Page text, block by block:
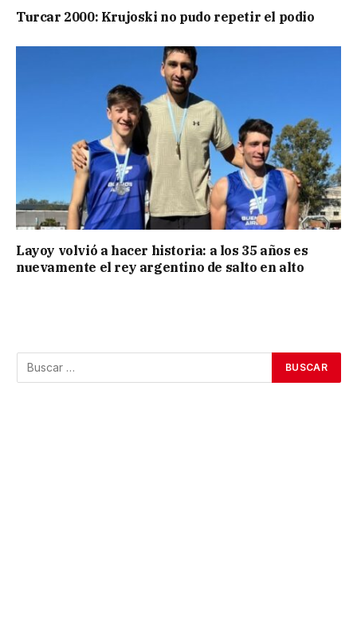
Turcar 2000: Krujoski no pudo repetir el podio
Layoy volvió a hacer historia: a los 35 años es
nuevamente el rey argentino de salto en alto